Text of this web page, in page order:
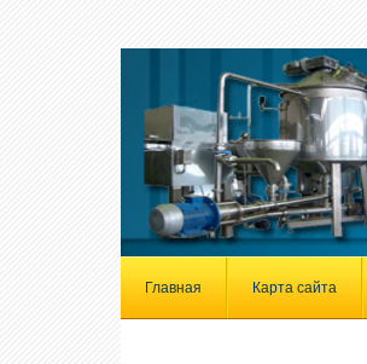
Главная Карта сайта